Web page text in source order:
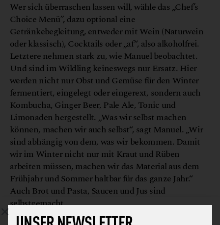
Wer sich überraschen lassen will, wähle das „Chef’s
Choice Menü”, dazu optional eine
Getränkebegleitung, entweder mit Wein (Naturwein
oder klassisch), Cocktails oder „af“, also alkoholfrei.
Letztere nehmen stark zu, wie Manuel beobachtet.
Und sind im Wildling keineswegs nur Ersatz. Hier
werden nicht nur Obst und Gemüse für den Winter
fermentiert, eingelegt oder eingerext, sondern auch
Kombucha, Ginger Beer, Pale Ale, Tonic und
Limonaden hergestellt. „Was wir selbst machen
können, machen wir auch selbst“, sagt Manuel. „Wir
sind abhängig von dem, was wir bekommen. Damit
wir im Winter nicht nur mit Kraut und Rüben
arbeiten müssen, machen wir das Material aus dem
Frühjahr und Sommer haltbar für das ganze Jahr.“
Auch Brot und Pasta, Saucen und Jus sind
selbstgemacht.